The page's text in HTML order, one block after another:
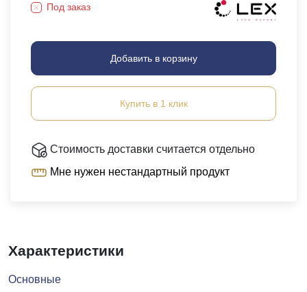
Под заказ
Добавить в корзину
Купить в 1 клик
Стоимость доставки считается отдельно
Мне нужен нестандартный продукт
Характеристики
Основные